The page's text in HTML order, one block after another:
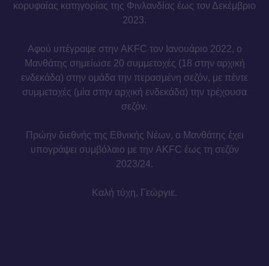
κορυφαίας κατηγορίας της Φινλανδίας έως τον Δεκέμβριο
2023.
Αφού υπέγραψε στην AKFC τον Ιανουάριο 2022, ο
Μανθάτης σημείωσε 20 συμμετοχές (18 στην αρχική
ενδεκάδα) στην ομάδα την περασμένη σεζόν, με πέντε
συμμετοχές (μία στην αρχική ενδεκάδα) την τρέχουσα
σεζόν.
Πρώην διεθνής της Εθνικής Νέων, ο Μανθάτης έχει
υπογράψει συμβόλαιο με την AKFC έως τη σεζόν
2023/24.
Καλή τύχη, Γεώργιε.